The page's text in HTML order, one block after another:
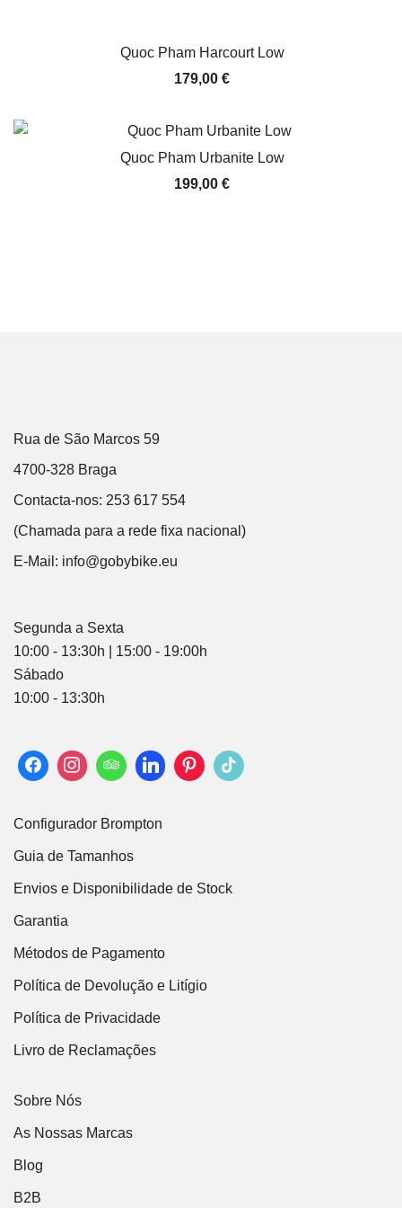
Quoc Pham Harcourt Low
179,00 €
Quoc Pham Urbanite Low
199,00 €
Rua de São Marcos 59
4700-328 Braga
Contacta-nos: 253 617 554
(Chamada para a rede fixa nacional)
E-Mail: info@gobybike.eu
Segunda a Sexta
10:00 - 13:30h | 15:00 - 19:00h
Sábado
10:00 - 13:30h
Configurador Brompton
Guia de Tamanhos
Envios e Disponibilidade de Stock
Garantia
Métodos de Pagamento
Política de Devolução e Litígio
Política de Privacidade
Livro de Reclamações
Sobre Nós
As Nossas Marcas
Blog
B2B